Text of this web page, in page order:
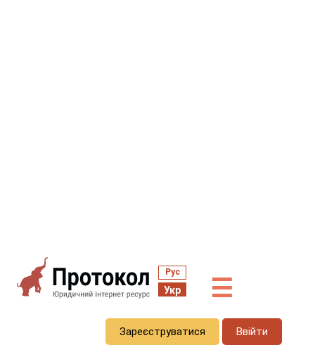
Рус
Укр ☰
Зареєструватися Ввійти